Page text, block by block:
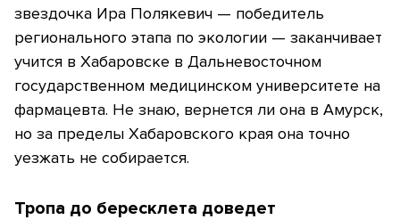
звездочка Ира Полякевич — победитель
регионального этапа по экологии — заканчивает
учится в Хабаровске в Дальневосточном
государственном медицинском университете на
фармацевта. Не знаю, вернется ли она в Амурск,
но за пределы Хабаровского края она точно
уезжать не собирается.
Тропа до бересклета доведет